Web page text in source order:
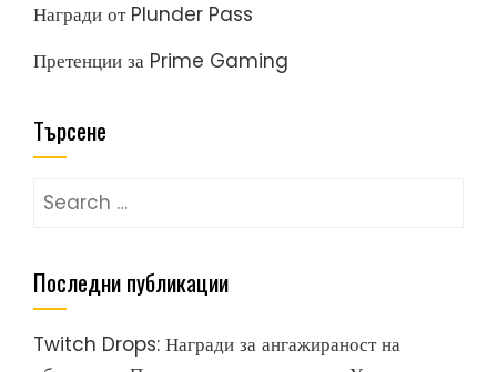
Награди от Plunder Pass
Претенции за Prime Gaming
Търсене
Search
Последни публикации
Twitch Drops: Награди за ангажираност на